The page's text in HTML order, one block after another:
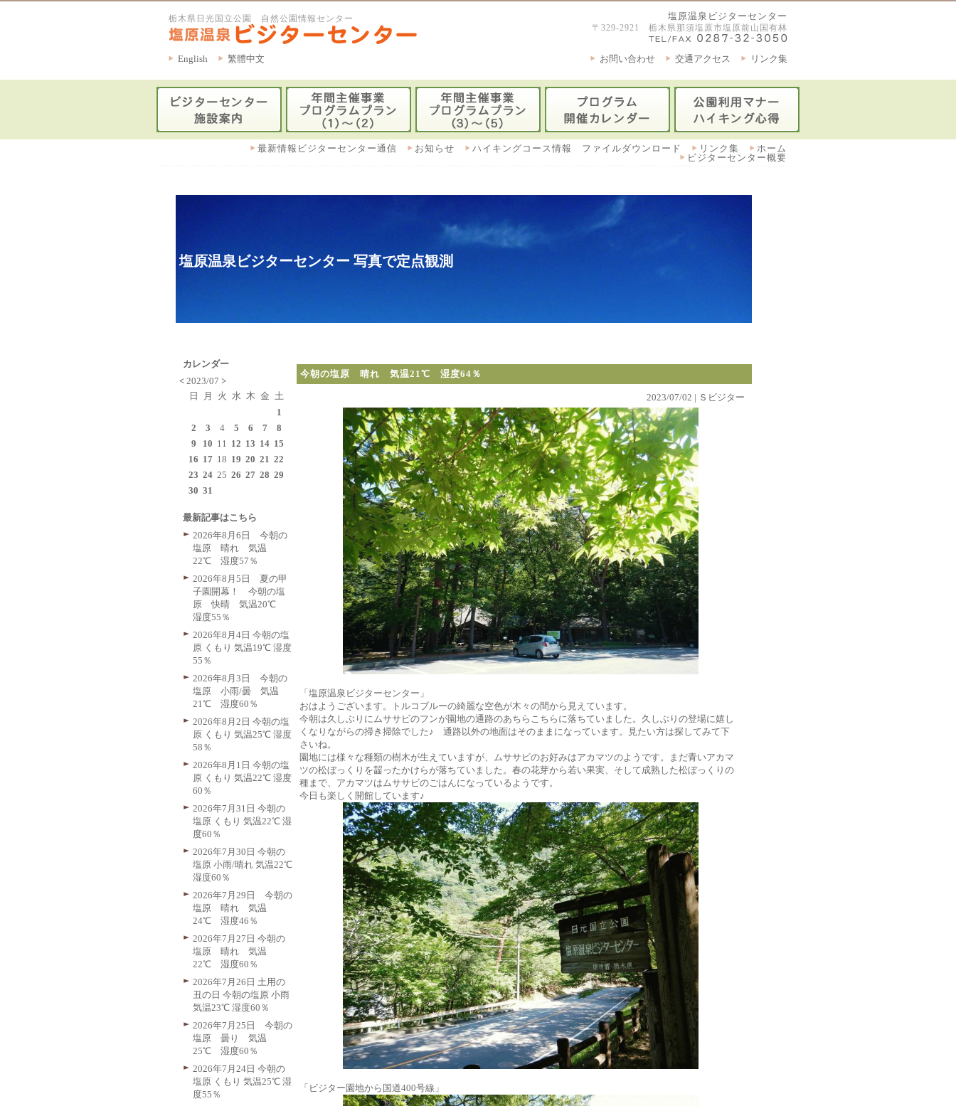
栃木県日光国立公園 自然公園情報センター 塩原温泉ビジターセンター
〒329-2921 栃木県那須塩原市塩原前山国有林
English 繁體中文 リンク集
交通アクセス
お問い合わせ
ホーム
リンク集
ハイキングコース情報 ファイルダウンロード
お知らせ
最新情報ビジターセンター通信
ビジターセンター概要
塩原温泉ビジターセンター 写真で定点観測
今朝の塩原 晴れ 気温21℃ 湿度64％
2023/07/02 | Ｓビジター
「塩原温泉ビジターセンター」
おはようございます。トルコブルーの綺麗な空色が木々の間から見えています。
今朝は久しぶりにムササビのフンが園地の通路のあちらこちらに落ちていました。久しぶりの登場に嬉し
くなりながらの掃き掃除でした♪ 通路以外の地面はそのままになっています。見たい方は探してみて下
さいね。
園地には様々な種類の樹木が生えていますが、ムササビのお好みはアカマツのようです。まだ青いアカマ
ツの松ぼっくりを齧ったかけらが落ちていました。春の花芽から若い果実、そして成熟した松ぼっくりの
種まで、アカマツはムササビのごはんになっているようです。
今日も楽しく開館しています♪
「ビジター園地から国道400号線」
カレンダー
< 2023/07 >
日
月 火 水 木 金 土
1
2
3 4 5 6 7
8
9
10 11 12 13 14 15
16 17 18 19 20 21 22
23 24 25 26 27 28 29
30 31
最新記事はこちら
2026年8月6日 今朝の
塩原 晴れ 気温
22℃ 湿度57％
2026年8月5日 夏の甲
子園開幕！ 今朝の塩
原 快晴 気温20℃
湿度55％
2026年8月4日 今朝の塩
原 くもり 気温19℃ 湿度
55％
2026年8月3日 今朝の
塩原 小雨/曇 気温
21℃ 湿度60％
2026年8月2日 今朝の塩
原 くもり 気温25℃ 湿度
58％
2026年8月1日 今朝の塩
原 くもり 気温22℃ 湿度
60％
2026年7月31日 今朝の
塩原 くもり 気温22℃ 湿
度60％
2026年7月30日 今朝の
塩原 小雨/晴れ 気温22℃
湿度60％
2026年7月29日 今朝の
塩原 晴れ 気温
24℃ 湿度46％
2026年7月27日 今朝の
塩原 晴れ 気温
22℃ 湿度60％
2026年7月26日 土用の
丑の日 今朝の塩原 小雨
気温23℃ 湿度60％
2026年7月25日 今朝の
塩原 曇り 気温
25℃ 湿度60％
2026年7月24日 今朝の
塩原 くもり 気温25℃ 湿
度55％